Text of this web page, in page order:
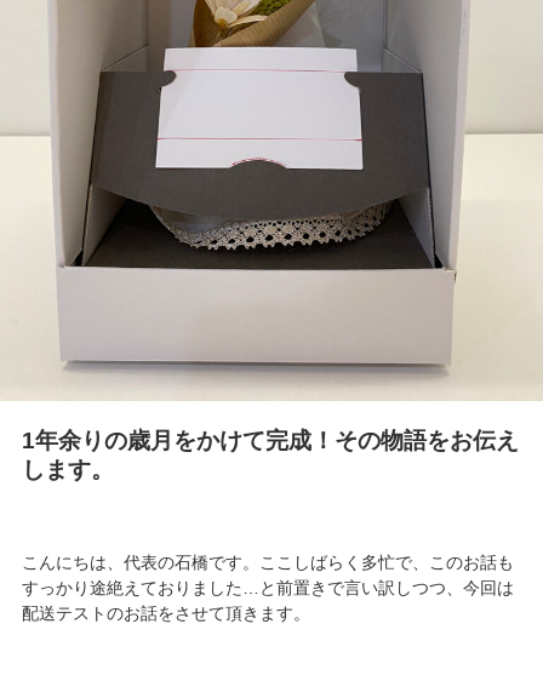
1年余りの歳月をかけて完成！その物語をお伝え
します。
こんにちは、代表の石橋です。ここしばらく多忙で、このお話も
すっかり途絶えておりました…と前置きで言い訳しつつ、今回は
配送テストのお話をさせて頂きます。